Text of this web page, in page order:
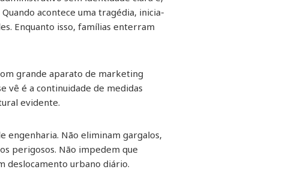
acontece uma tragédia, inicia-
Enquanto isso, famílias enterram
grande aparato de marketing
vê é a continuidade de medidas
evidente.
engenharia. Não eliminam gargalos,
perigosos. Não impedem que
deslocamento urbano diário.